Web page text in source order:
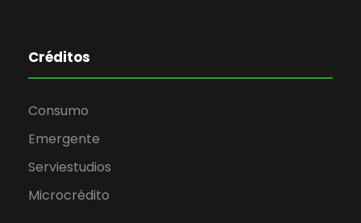
Créditos
Consumo
Emergente
Serviestudios
Microcrédito